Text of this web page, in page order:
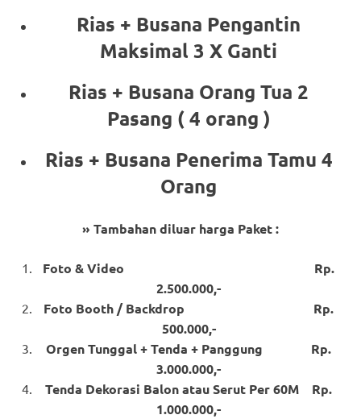
Rias + Busana Pengantin
Maksimal 3 X Ganti
Rias + Busana Orang Tua 2
Pasang ( 4 orang )
Rias + Busana Penerima Tamu 4
Orang
» Tambahan diluar harga Paket :
Foto & Video Rp.
2.500.000,-
Foto Booth / Backdrop Rp.
500.000,-
Orgen Tunggal + Tenda + Panggung Rp.
3.000.000,-
Tenda Dekorasi Balon atau Serut Per 60M Rp.
1.000.000,-